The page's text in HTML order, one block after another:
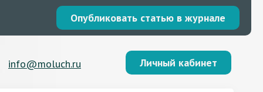
Опубликовать статью в журнале
info@moluch.ru Личный кабинет